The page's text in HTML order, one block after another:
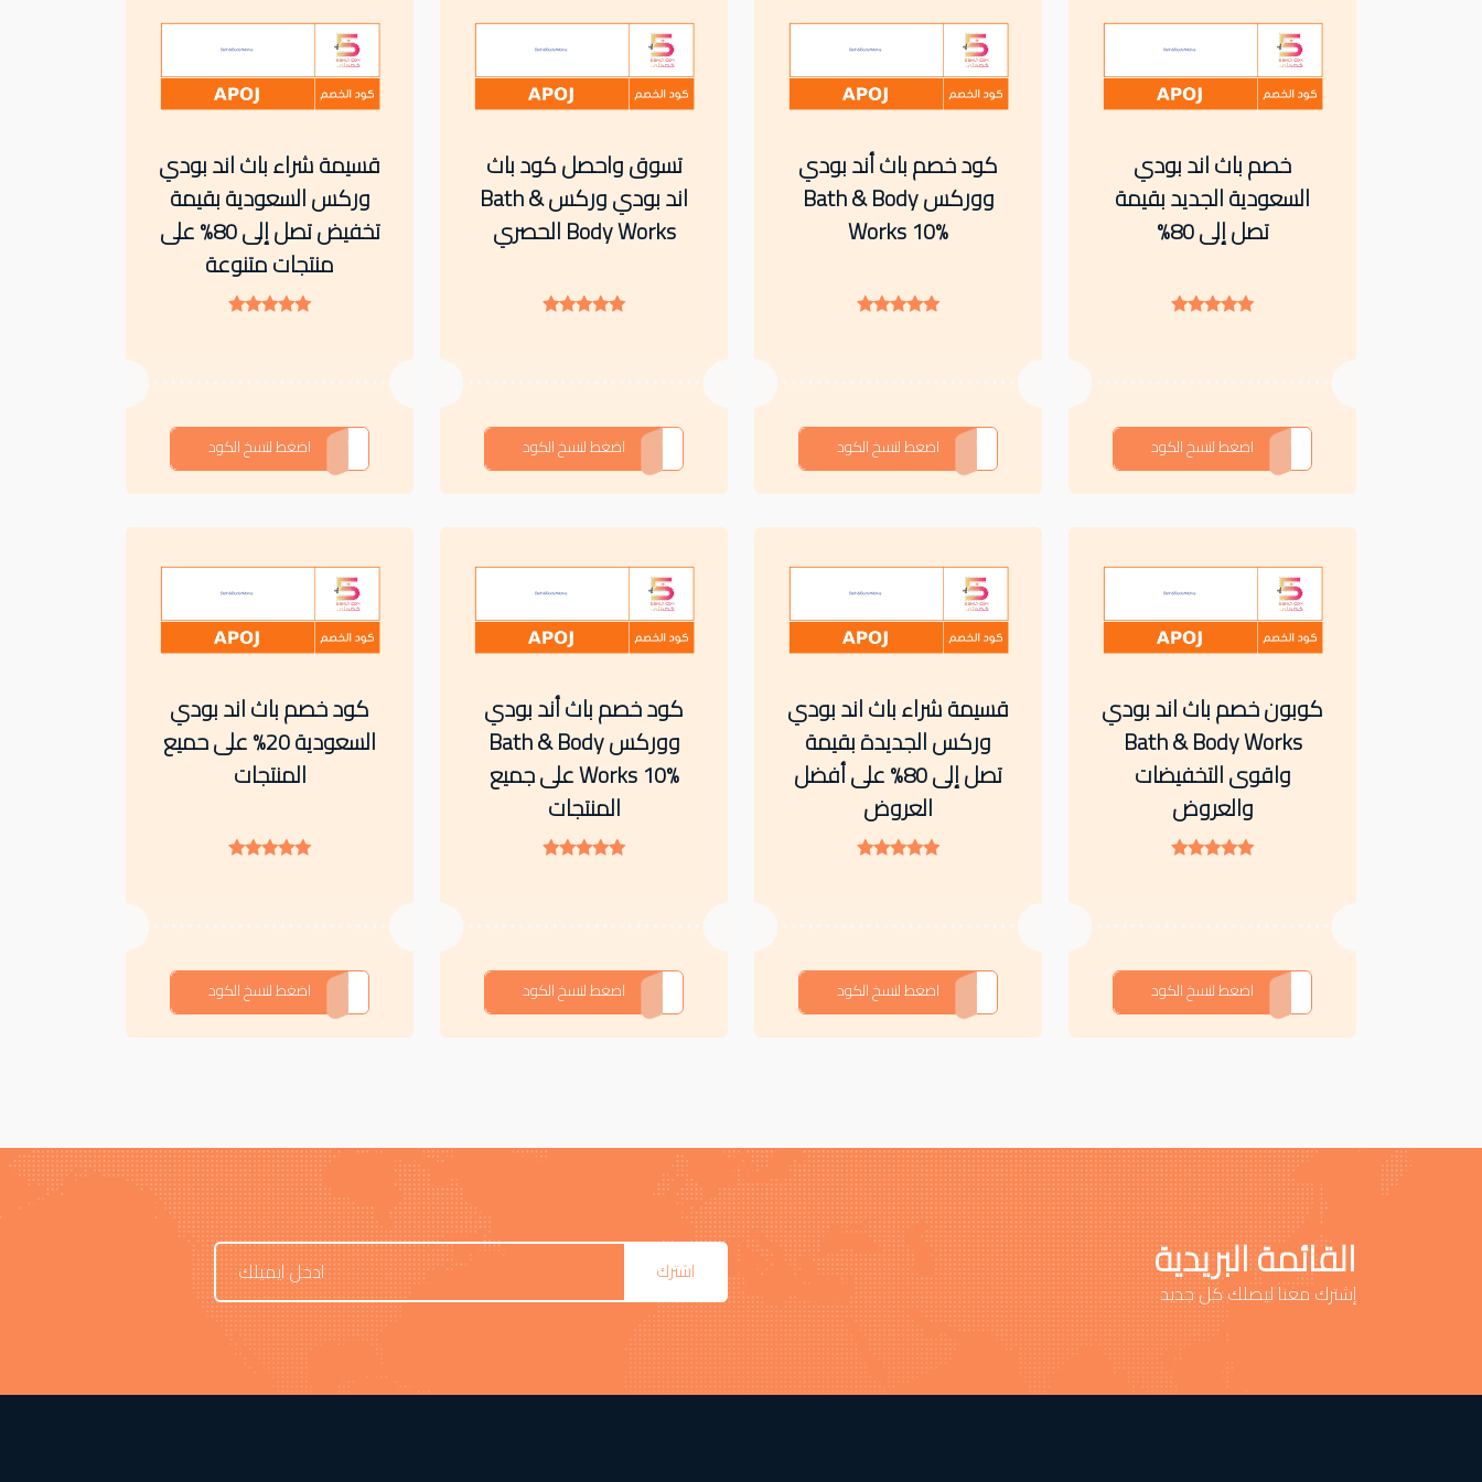
خصم باث اند بودي
السعودية الجديد بقيمة
تصل إلى 80%
APOJ
اضغط لنسخ الكود
كود خصم باث أند بودي
ووركس Bath & Body
Works 10%
APOJ
اضغط لنسخ الكود
تسوق واحصل كود باث
اند بودي وركس Bath &
Body Works الحصري
APOJ
اضغط لنسخ الكود
قسيمة شراء باث اند بودي
وركس السعودية بقيمة
تخفيض تصل إلى 80% على
منتجات متنوعة
APOJ
اضغط لنسخ الكود
كوبون خصم باث اند بودي
Bath & Body Works
واقوى التخفيضات
والعروض
APOJ
اضغط لنسخ الكود
قسيمة شراء باث اند بودي
وركس الجديدة بقيمة
تصل إلى 80% على أفضل
العروض
APOJ
اضغط لنسخ الكود
كود خصم باث أند بودي
ووركس Bath & Body
Works 10% على جميع
المنتجات
APOJ
اضغط لنسخ الكود
كود خصم باث اند بودي
السعودية 20% على حميع
المنتجات
APOJ
اضغط لنسخ الكود
القائمة البريدية
إشترك معنا ليصلك كل جديد
اشترك